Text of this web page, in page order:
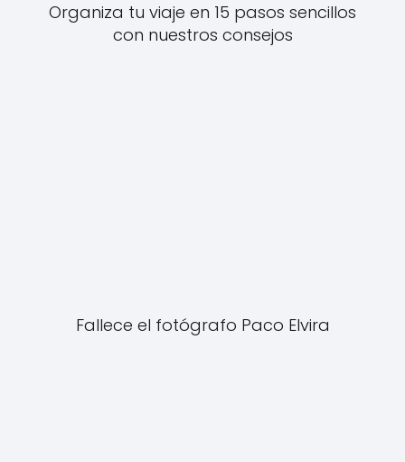
Organiza tu viaje en 15 pasos sencillos
con nuestros consejos
Fallece el fotógrafo Paco Elvira